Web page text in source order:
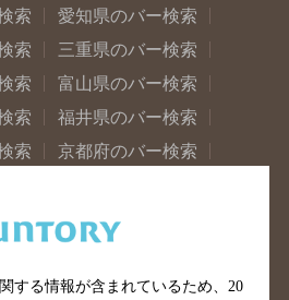
索
愛知県のバー検索
索
三重県のバー検索
索
富山県のバー検索
索
福井県のバー検索
索
京都府のバー検索
索
和歌山県のバー検索
索
鳥取県のバー検索
する情報が含まれているため、 20